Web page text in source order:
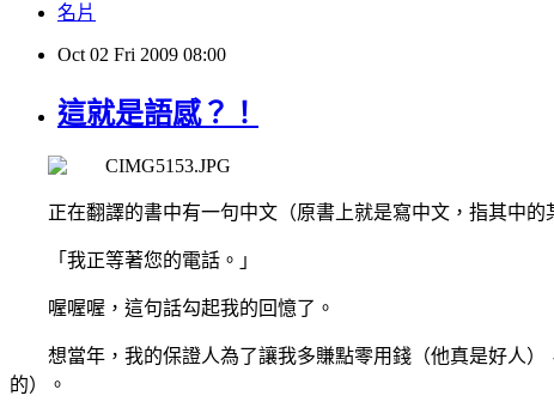
名片
Oct 02 Fri 2009 08:00
這就是語感？！
正在翻譯的書中有一句中文（原書上就是寫中文，指其中
「我正等著您的電話。」
喔喔喔，這句話勾起我的回憶了。
想當年，我的保證人為了讓我多賺點零用錢（他真是好人
的）。